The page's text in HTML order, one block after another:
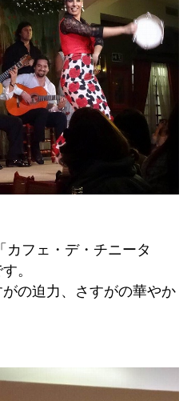
カフェ・デ・チニータ
。
の迫力、さすがの華やか